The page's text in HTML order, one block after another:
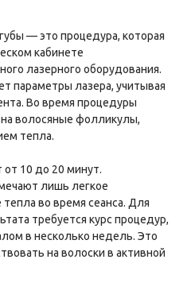
— это процедура, которая
кабинете
лазерного оборудования.
параметры лазера, учитывая
Во время процедуры
волосяные фолликулы,
тепла.
10 до 20 минут.
лишь легкое
во время сеанса. Для
требуется курс процедур,
в несколько недель. Это
на волоски в активной